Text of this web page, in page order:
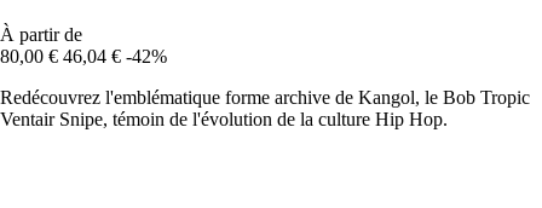
À partir de
80,00 € 46,04 € -42%
Redécouvrez l'emblématique forme archive de Kangol, le Bob Tropic
Ventair Snipe, témoin de l'évolution de la culture Hip Hop.